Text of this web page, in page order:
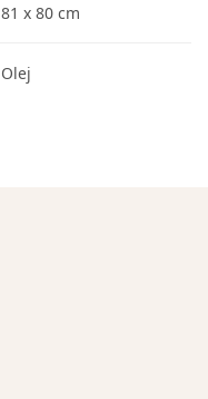
81 x 80 cm
Olej